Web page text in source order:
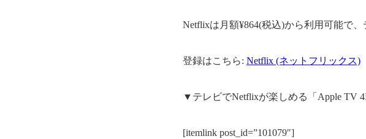
Netflixは月額¥864(税込)から利用可能で
登録はこちら: Netflix (ネットフリックス)
▼テレビでNetflixが楽しめる「Apple TV
[itemlink post_id=”101079″]